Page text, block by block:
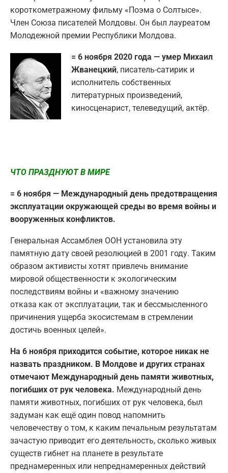
короткометражному фильму «Поэма о Солтысе».
Член Союза писателей Молдовы. Он был лауреатом
Молодежной премии Республики Молдова.
= 6 ноября 2020 года — умер Михаил
Жванецкий, писатель-сатирик и
исполнитель собственных
литературных произведений,
киносценарист, телеведущий, актёр.
ЧТО ПРАЗДНУЮТ В МИРЕ
= 6 ноября — Международный день предотвращения
эксплуатации окружающей среды во время войны и
вооруженных конфликтов.
Генеральная Ассамблея ООН установила эту
памятную дату своей резолюцией в 2001 году. Таким
образом активисты хотят привлечь внимание
мировой общественности к экологическим
последствиям войны и «важному значению
отказа как от эксплуатации, так и бессмысленного
причинения ущерба экосистемам в стремлении
достичь военных целей».
На 6 ноября приходится событие, которое никак не
назвать праздником. В Молдове и других странах
отмечают Международный день памяти животных,
погибших от рук человека. Международный день
памяти животных, погибших от рук человека, был
задуман как ещё один повод напомнить
человечеству о том, к каким печальным результатам
зачастую приводит его деятельность, сколько живых
существ гибнет на планете в результате
преднамеренных или непреднамеренных действий